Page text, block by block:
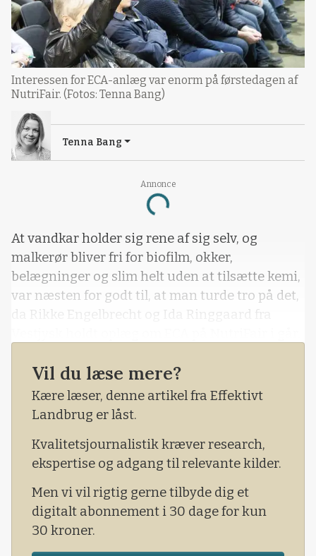
Annonce
Loading...
Interessen for ECA-anlæg var enorm på førstedagen af
NutriFair. (Fotos: Tenna Bang)
Tenna Bang
At vandkar holder sig rene af sig selv, og
malkerør bliver fri for biofilm, okker,
belægninger og slim helt uden at tilsætte kemi,
var næsten for godt til, at man turde tro på det,
da Rikke Engelbrecht og Ida Ringgaard fra
Ikke desto mindre er det ifølge de to kvinder,
hvad der sker, hvis vandet sendes igennem et
ECA-anlæg, inden det havner i vandkarret eller
bruges til at ren
Vil du læse mere?
Kære læser, denne artikel fra Effektivt
Landbrug er låst.
Kvalitetsjournalistik kræver research,
ekspertise og adgang til relevante kilder.
Men vi vil rigtig gerne tilbyde dig et
digitalt abonnement i 30 dage for kun
30 kroner.